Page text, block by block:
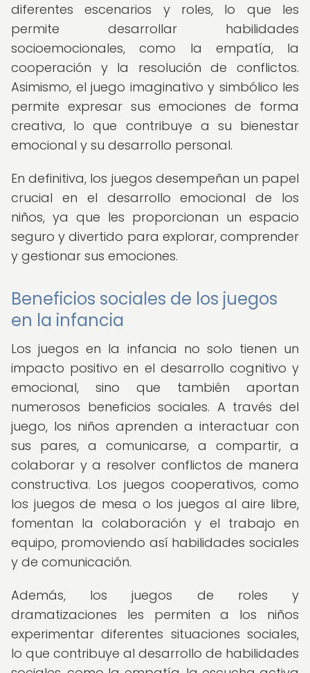
diferentes escenarios y roles, lo que les
permite desarrollar habilidades
socioemocionales, como la empatía, la
cooperación y la resolución de conflictos.
Asimismo, el juego imaginativo y simbólico les
permite expresar sus emociones de forma
creativa, lo que contribuye a su bienestar
emocional y su desarrollo personal.
En definitiva, los juegos desempeñan un papel
crucial en el desarrollo emocional de los
niños, ya que les proporcionan un espacio
seguro y divertido para explorar, comprender
y gestionar sus emociones.
Beneficios sociales de los juegos
en la infancia
Los juegos en la infancia no solo tienen un
impacto positivo en el desarrollo cognitivo y
emocional, sino que también aportan
numerosos beneficios sociales. A través del
juego, los niños aprenden a interactuar con
sus pares, a comunicarse, a compartir, a
colaborar y a resolver conflictos de manera
constructiva. Los juegos cooperativos, como
los juegos de mesa o los juegos al aire libre,
fomentan la colaboración y el trabajo en
equipo, promoviendo así habilidades sociales
y de comunicación.
Además, los juegos de roles y
dramatizaciones les permiten a los niños
experimentar diferentes situaciones sociales,
lo que contribuye al desarrollo de habilidades